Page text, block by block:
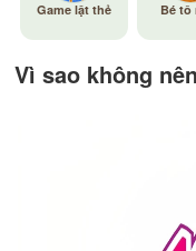
Game lật thẻ Bé tô
Vì sao không